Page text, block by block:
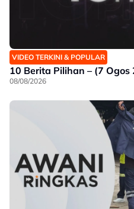
VIDEO TERKINI & POPULAR
10 Berita Pilihan – (7 Ogos
08/08/2026